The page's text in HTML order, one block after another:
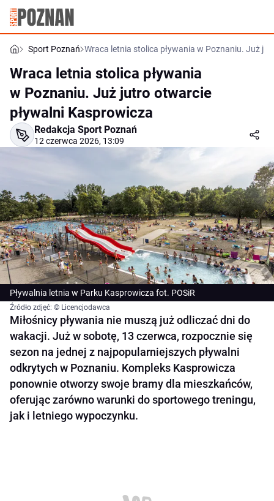
Sport Poznań Wraca letnia stolica pływania w Poznaniu. Już
Wraca letnia stolica pływania
w Poznaniu. Już jutro otwarcie
pływalni Kasprowicza
Redakcja Sport Poznań
12 czerwca 2026, 13:09
Pływalnia letnia w Parku Kasprowicza fot. POSiR
Źródło zdjęć: © Licencjodawca
Miłośnicy pływania nie muszą już odliczać dni do
wakacji. Już w sobotę, 13 czerwca, rozpocznie się
sezon na jednej z najpopularniejszych pływalni
odkrytych w Poznaniu. Kompleks Kasprowicza
ponownie otworzy swoje bramy dla mieszkańców,
oferując zarówno warunki do sportowego treningu,
jak i letniego wypoczynku.